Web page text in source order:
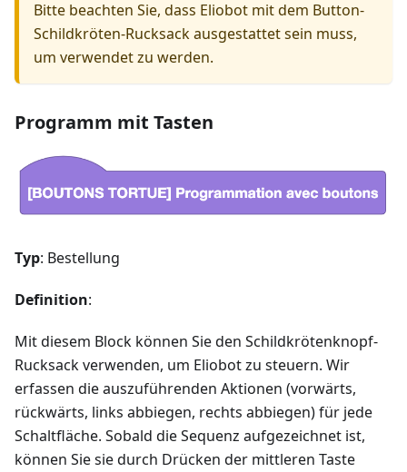
Bitte beachten Sie, dass Eliobot mit dem Button-
Schildkröten-Rucksack ausgestattet sein muss,
um verwendet zu werden.
Programm mit Tasten
Typ: Bestellung
Definition:
Mit diesem Block können Sie den Schildkrötenknopf-
Rucksack verwenden, um Eliobot zu steuern. Wir
erfassen die auszuführenden Aktionen (vorwärts,
rückwärts, links abbiegen, rechts abbiegen) für jede
Schaltfläche. Sobald die Sequenz aufgezeichnet ist,
können Sie sie durch Drücken der mittleren Taste